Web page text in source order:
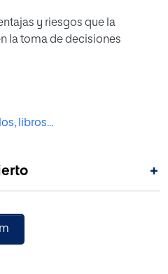
y riesgos que la
la toma de decisiones
que se usan en la toma
libros...
+